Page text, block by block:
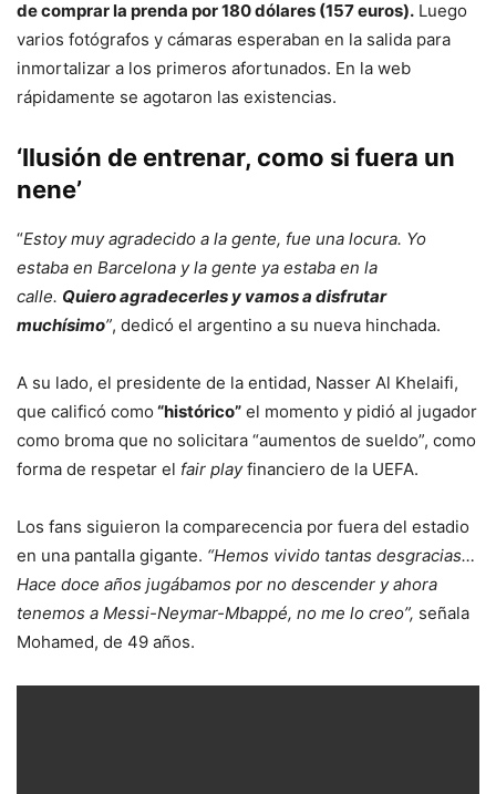
de comprar la prenda por 180 dólares (157 euros). Luego
varios fotógrafos y cámaras esperaban en la salida para
inmortalizar a los primeros afortunados. En la web
rápidamente se agotaron las existencias.
‘Ilusión de entrenar, como si fuera un
nene’
“Estoy muy agradecido a la gente, fue una locura. Yo
estaba en Barcelona y la gente ya estaba en la
calle. Quiero agradecerles y vamos a disfrutar
muchísimo”, dedicó el argentino a su nueva hinchada.
A su lado, el presidente de la entidad, Nasser Al Khelaifi,
que calificó como “histórico” el momento y pidió al jugador
como broma que no solicitara “aumentos de sueldo”, como
forma de respetar el fair playfinanciero de la UEFA.
Los fans siguieron la comparecencia por fuera del estadio
en una pantalla gigante. “Hemos vivido tantas desgracias…
Hace doce años jugábamos por no descender y ahora
tenemos a Messi-Neymar-Mbappé, no me lo creo”, señala
Mohamed, de 49 años.